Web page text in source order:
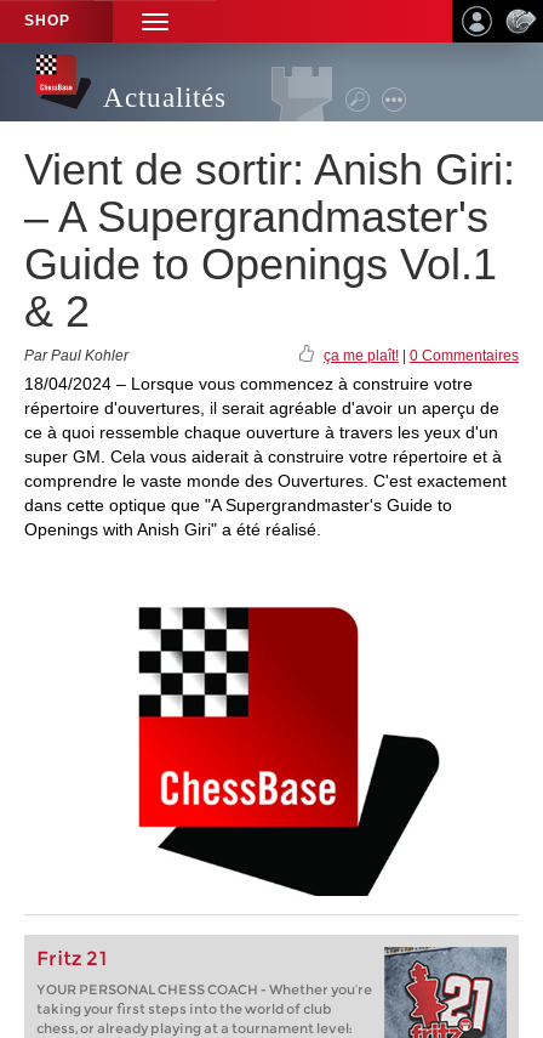
SHOP
TOGGLE
NAVIGATION
Actualités
Vient de sortir: Anish Giri:
– A Supergrandmaster's
Guide to Openings Vol.1
& 2
Par Paul Kohler ça me plaît! 0 Commentaires
18/04/2024 – Lorsque vous commencez à construire votre
répertoire d'ouvertures, il serait agréable d'avoir un aperçu de
ce à quoi ressemble chaque ouverture à travers les yeux d'un
super GM. Cela vous aiderait à construire votre répertoire et à
comprendre le vaste monde des Ouvertures. C'est exactement
dans cette optique que "A Supergrandmaster's Guide to
Openings with Anish Giri" a été réalisé.
Fritz 21
YOUR PERSONAL CHESS COACH - Whether you’re
taking your first steps into the world of club
chess, or already playing at a tournament level: